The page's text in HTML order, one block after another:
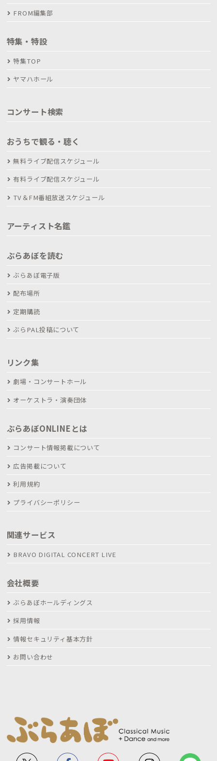
FROM編集部
特集・特設
特集TOP
ヤマハホール
コンサート検索
おうちで観る・聴く
無料ライブ配信スケジュール
有料ライブ配信スケジュール
TV＆FM番組放送スケジュール
アーティスト名鑑
ぶらあぼを読む
ぶらあぼ電子版
配布場所
定期購読
ぶらPAL投稿について
リンク集
劇場・コンサートホール
オーケストラ・演奏団体
ぶらあぼONLINEとは
コンサート情報掲載について
広告掲載について
利用規約
プライバシーポリシー
関連サービス
BRAVO DIGITAL CONCERT LIVE
会社概要
ぶらあぼホールディングス
採用情報
情報セキュリティ基本方針
お問い合わせ